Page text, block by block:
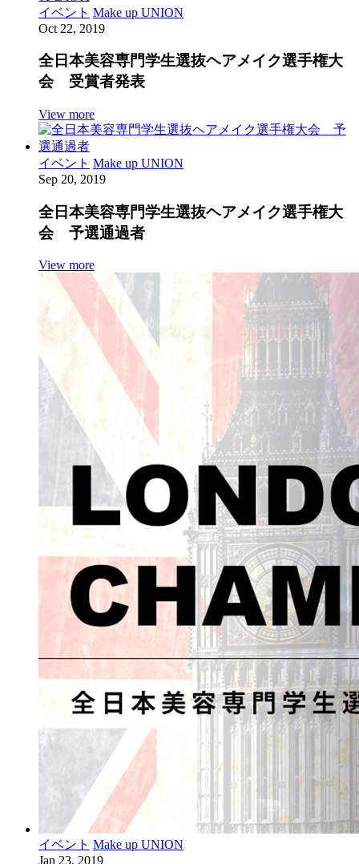
イベント Make up UNION
Oct 22, 2019
全日本美容専門学生選抜ヘアメイク選手権大
会 受賞者発表
View more
イベント Make up UNION
Sep 20, 2019
全日本美容専門学生選抜ヘアメイク選手権大
会 予選通過者
View more
イベント Make up UNION
Jan 23, 2019